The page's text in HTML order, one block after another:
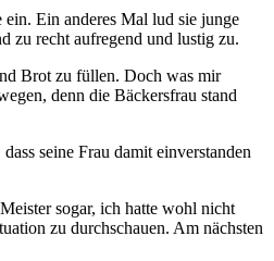
Ein anderes Mal lud sie junge
zu recht aufregend und lustig zu.
Brot zu füllen. Doch was mir
denn die Bäckersfrau stand
seine Frau damit einverstanden
sogar, ich hatte wohl nicht
zu durchschauen. Am nächsten